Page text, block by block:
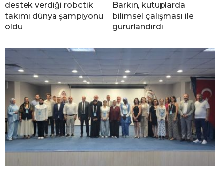
destek verdiği robotik
takımı dünya şampiyonu
oldu
Barkın, kutuplarda
bilimsel çalışması ile
gururlandırdı